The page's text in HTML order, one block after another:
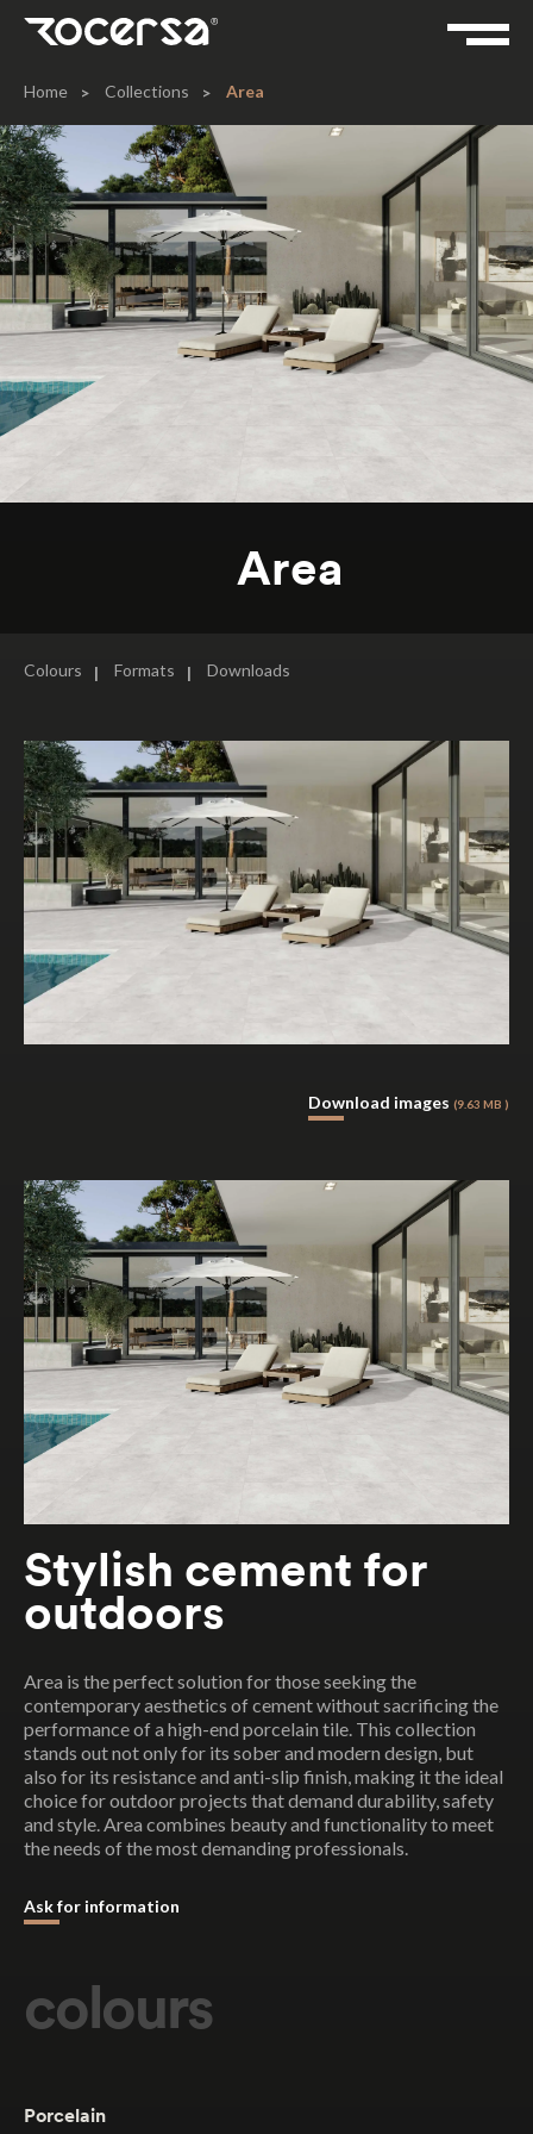
Home Collections Area
Area
Colours Formats Downloads
Download images (9.63 MB )
Stylish cement for
outdoors
Area is the perfect solution for those seeking the
contemporary aesthetics of cement without sacrificing the
performance of a high-end porcelain tile. This collection
stands out not only for its sober and modern design, but
also for its resistance and anti-slip finish, making it the ideal
choice for outdoor projects that demand durability, safety
and style. Area combines beauty and functionality to meet
the needs of the most demanding professionals.
Ask for information
collectionrequest
colours
Porcelain
Descargar